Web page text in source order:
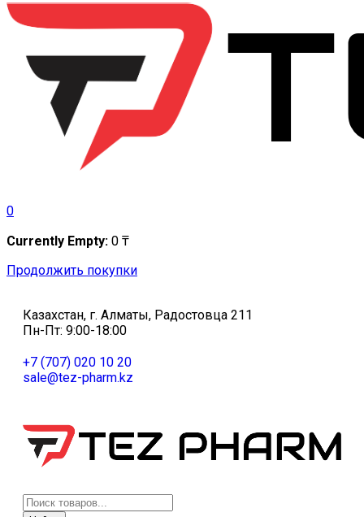
0
Currently Empty: 0 ₸
Продолжить покупки
Казахстан, г. Алматы, Радостовца 211
Пн-Пт: 9:00-18:00
+7 (707) 020 10 20
sale@tez-pharm.kz